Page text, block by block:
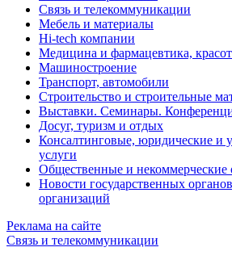
Связь и телекоммуникации
Мебель и материалы
Hi-tech компании
Медицина и фармацевтика,
Машиностроение
Транспорт, автомобили
Строительство и строительные
Выставки. Семинары.
Досуг, туризм и отдых
Консалтинговые, юридические и
услуги
Общественные и некоммерческие
Новости государственных
организаций
Реклама на сайте
Связь и телекоммуникации